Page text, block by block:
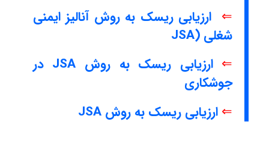
⇐ ارزیابی ریسک به روش آنالیز ایمنی
شغلی (JSA
⇐
ارزیابی ریسک به روش JSA در
جوشکاری
⇐ ارزیابی ریسک به روش JSA